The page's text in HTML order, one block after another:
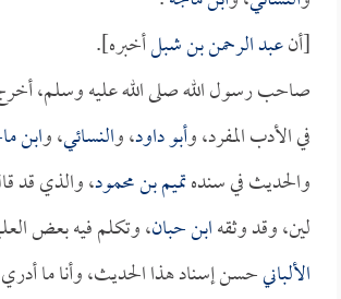
[أنعبد الرحمن بن شبلأخبره].
صاحب رسول الله صلى الله عليه وسلم،
في الأدب المفرد، وأبو داود، والنسائي، وابن
والحديث في سندهتميم بن محمود، والذي قد
لين، وقد وثقهابن حبان، وتكلم فيه بعض
الألبانيحسن إسناد هذا الحديث، وأنا ما